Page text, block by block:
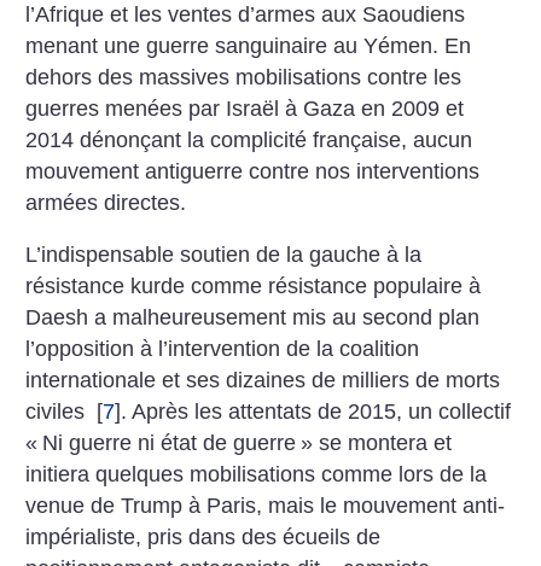
l’Afrique et les ventes d’armes aux Saoudiens
menant une guerre sanguinaire au Yémen. En
dehors des massives mobilisations contre les
guerres menées par Israël à Gaza en 2009 et
2014 dénonçant la complicité française, aucun
mouvement antiguerre contre nos interventions
armées directes.
L’indispensable soutien de la gauche à la
résistance kurde comme résistance populaire à
Daesh a malheureusement mis au second plan
l’opposition à l’intervention de la coalition
internationale et ses dizaines de milliers de morts
civiles [7]. Après les attentats de 2015, un collectif
« Ni guerre ni état de guerre » se montera et
initiera quelques mobilisations comme lors de la
venue de Trump à Paris, mais le mouvement anti-
impérialiste, pris dans des écueils de